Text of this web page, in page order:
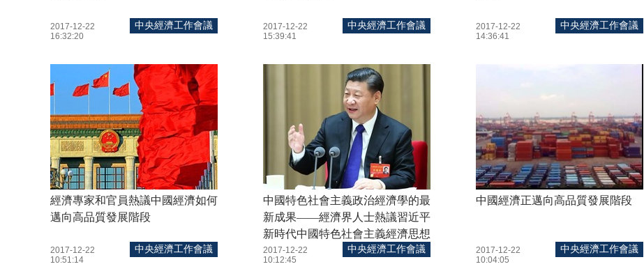
中央經濟工作會議
2017-12-22
16:32:20
中央經濟工作會議
2017-12-22
15:39:41
中央經濟工作會議
2017-12-22
14:36:41
經濟專家和官員熱議中國經濟如何
邁向高品質發展階段
中央經濟工作會議
2017-12-22
10:51:14
中國特色社會主義政治經濟學的最
新成果——經濟界人士熱議習近平
新時代中國特色社會主義經濟思想
中央經濟工作會議
2017-12-22
10:12:45
中國經濟正邁向高品質發展階段
中央經濟工作會議
2017-12-22
10:04:05